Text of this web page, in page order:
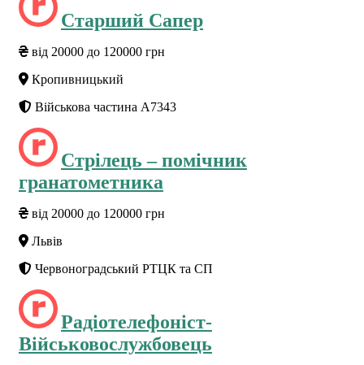
Старший Сапер
від 20000 до 120000 грн
Кропивницький
Військова частина А7343
Стрілець – помічник
гранатометника
від 20000 до 120000 грн
Львів
Червоноградський РТЦК та СП
Радіотелефоніст-
Військовослужбовець